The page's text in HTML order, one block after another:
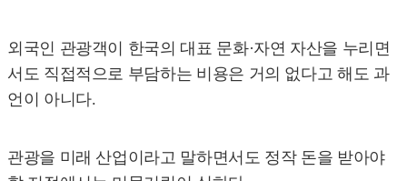
외국인 관광객이 한국의 대표 문화·자연 자산을 누리면
서도 직접적으로 부담하는 비용은 거의 없다고 해도 과
언이 아니다.
관광을 미래 산업이라고 말하면서도 정작 돈을 받아야